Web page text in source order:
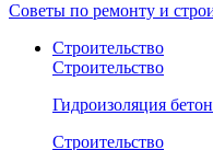
Советы по ремонту и
Строительство
Строительство
Гидроизоляция
Строительство